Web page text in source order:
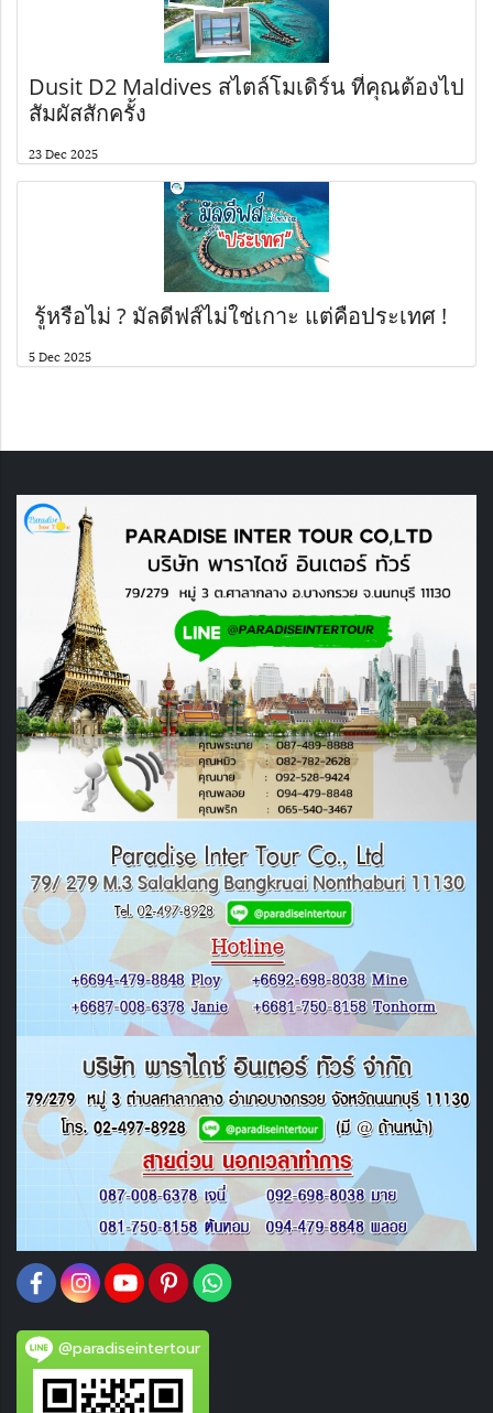
Dusit D2 Maldives สไตล์โมเดิร์น ที่คุณต้องไป
สัมผัสสักครั้ง
23 Dec 2025
️ รู้หรือไม่ ? มัลดีฟส์ไม่ใช่เกาะ แต่คือประเทศ !
5 Dec 2025
@paradiseintertour